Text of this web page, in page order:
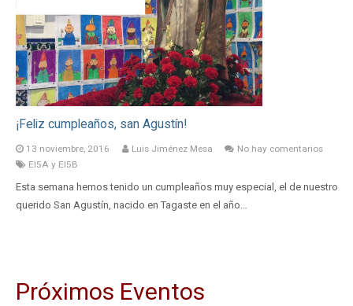
¡Feliz cumpleaños, san Agustín!
13 noviembre, 2016 Luis Jiménez Mesa
No hay comentarios
EI5A y EI5B
Esta semana hemos tenido un cumpleaños muy especial, el de nuestro
querido San Agustín, nacido en Tagaste en el año…
Próximos Eventos